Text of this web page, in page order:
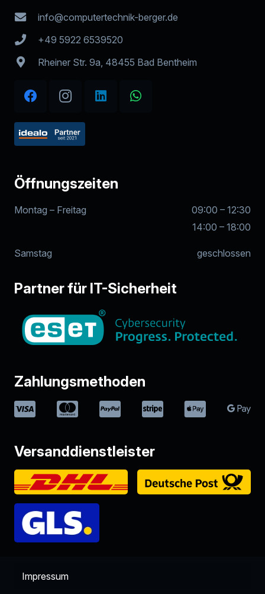
info@computertechnik-berger.de
+49 5922 6539520
Rheiner Str. 9a, 48455 Bad Bentheim
Öffnungszeiten
Montag – Freitag
09:00 – 12:30
14:00 – 18:00
Samstag geschlossen
Partner für IT-Sicherheit
Zahlungsmethoden
Versanddienstleister
Impressum